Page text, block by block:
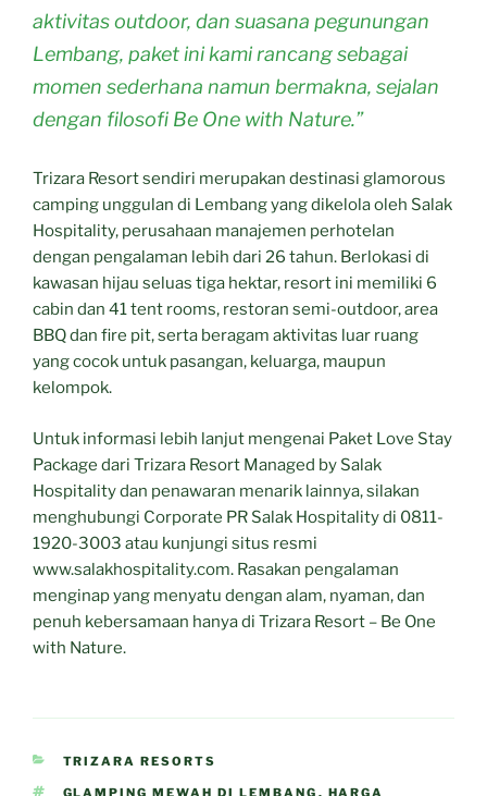
aktivitas outdoor, dan suasana pegunungan
Lembang, paket ini kami rancang sebagai
momen sederhana namun bermakna, sejalan
dengan filosofi Be One with Nature.”
Trizara Resort sendiri merupakan destinasi glamorous
camping unggulan di Lembang yang dikelola oleh Salak
Hospitality, perusahaan manajemen perhotelan
dengan pengalaman lebih dari 26 tahun. Berlokasi di
kawasan hijau seluas tiga hektar, resort ini memiliki 6
cabin dan 41 tent rooms, restoran semi-outdoor, area
BBQ dan fire pit, serta beragam aktivitas luar ruang
yang cocok untuk pasangan, keluarga, maupun
kelompok.
Untuk informasi lebih lanjut mengenai Paket Love Stay
Package dari Trizara Resort Managed by Salak
Hospitality dan penawaran menarik lainnya, silakan
menghubungi Corporate PR Salak Hospitality di 0811-
1920-3003 atau kunjungi situs resmi
www.salakhospitality.com. Rasakan pengalaman
menginap yang menyatu dengan alam, nyaman, dan
penuh kebersamaan hanya di Trizara Resort – Be One
with Nature.
CATEGORIES
TRIZARA RESORTS
TAGS